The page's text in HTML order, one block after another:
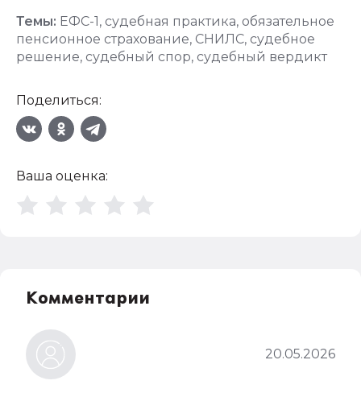
Темы: ЕФС-1, судебная практика, обязательное
пенсионное страхование, СНИЛС, судебное
решение, судебный спор, судебный вердикт
Поделиться:
Ваша оценка:
Комментарии
20.05.2026